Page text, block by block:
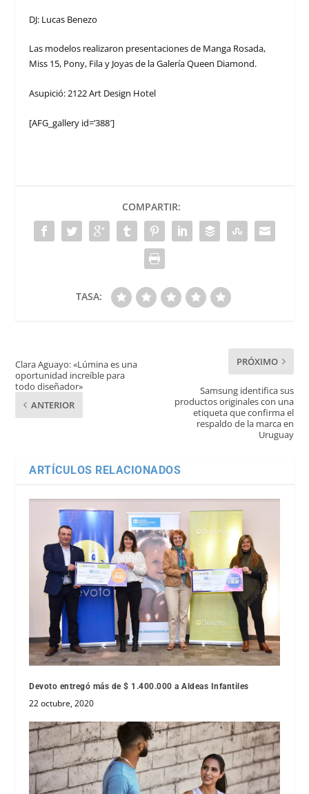
DJ: Lucas Benezo
Las modelos realizaron presentaciones de Manga Rosada,
Miss 15, Pony, Fila y Joyas de la Galería Queen Diamond.
Asupició: 2122 Art Design Hotel
[AFG_gallery id=’388′]
COMPARTIR:
TASA:
Clara Aguayo: «Lúmina es una
oportunidad increíble para
todo diseñador»
ANTERIOR
PRÓXIMO
Samsung identifica sus
productos originales con una
etiqueta que confirma el
respaldo de la marca en
Uruguay
ARTÍCULOS RELACIONADOS
Devoto entregó más de $ 1.400.000 a Aldeas Infantiles
22 octubre, 2020